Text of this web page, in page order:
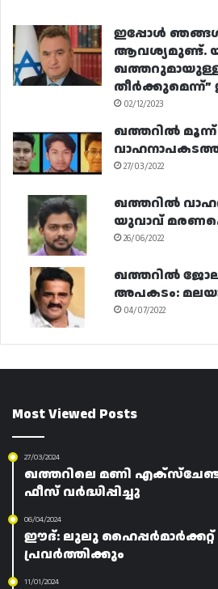
ഇപ്പോൾ
ആവശ്യമുണ്ട്.
02/12/2023
ഖത്തറിൽ
27/03/2022
ഖത്തറിൽ
യുവാവ്
26/06/2022
ഖത്തറിൽ
അപകടം:
04/07/2022
Most Viewed Posts
27/03/2024
ഖത്തറിലെ മണി
ഫീസ് വർദ്ധിപ്പിച്ചു
06/04/2024
ഈദ്: ലുലു ഹൈപ്പർമാർക്കറ്റ്
പ്രവർത്തിക്കും
11/01/2024